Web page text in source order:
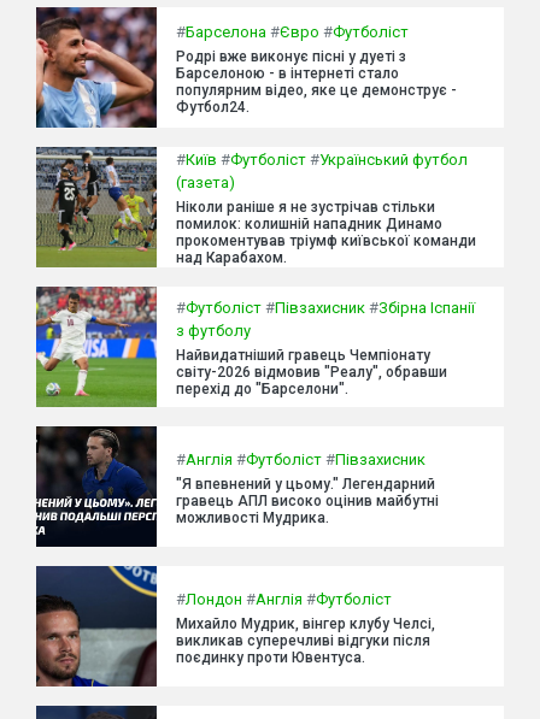
#Барселона #Євро #Футболіст
Родрі вже виконує пісні у дуеті з
Барселоною - в інтернеті стало
популярним відео, яке це демонструє -
Футбол24.
#Київ #Футболіст #Український футбол
(газета)
Ніколи раніше я не зустрічав стільки
помилок: колишній нападник Динамо
прокоментував тріумф київської команди
над Карабахом.
#Футболіст #Півзахисник #Збірна Іспанії
з футболу
Найвидатніший гравець Чемпіонату
світу-2026 відмовив "Реалу", обравши
перехід до "Барселони".
#Англія #Футболіст #Півзахисник
"Я впевнений у цьому." Легендарний
гравець АПЛ високо оцінив майбутні
можливості Мудрика.
#Лондон #Англія #Футболіст
Михайло Мудрик, вінгер клубу Челсі,
викликав суперечливі відгуки після
поєдинку проти Ювентуса.